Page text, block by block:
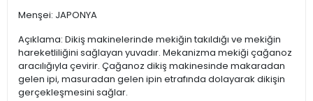
Menşei: JAPONYA
Açıklama: Dikiş makinelerinde mekiğin takıldığı ve mekiğin
hareketliliğini sağlayan yuvadır. Mekanizma mekiği çağanoz
aracılığıyla çevirir. Çağanoz dikiş makinesinde makaradan
gelen ipi, masuradan gelen ipin etrafında dolayarak dikişin
gerçekleşmesini sağlar.